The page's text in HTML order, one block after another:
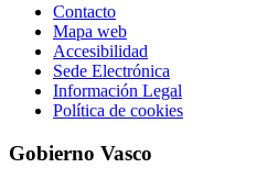
Contacto
Mapa web
Accesibilidad
Sede Electrónica
Información Legal
Política de cookies
Gobierno Vasco